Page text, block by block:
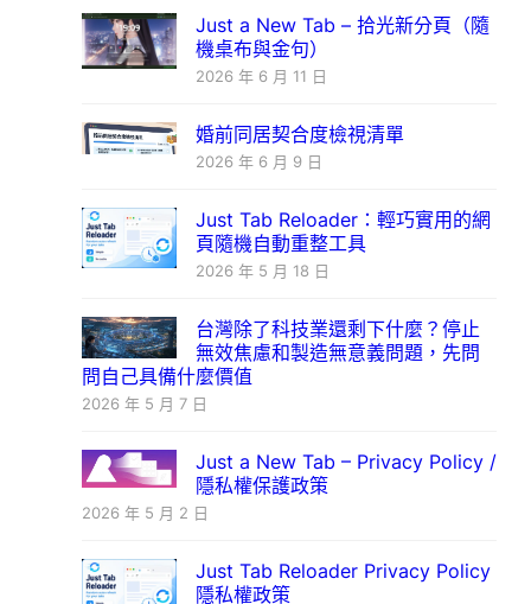
Just a New Tab – 拾光新分頁（隨
機桌布與金句）
2026 年 6 月 11 日
婚前同居契合度檢視清單
2026 年 6 月 9 日
Just Tab Reloader：輕巧實用的網
頁隨機自動重整工具
2026 年 5 月 18 日
台灣除了科技業還剩下什麼？停止
無效焦慮和製造無意義問題，先問
問自己具備什麼價值
2026 年 5 月 7 日
Just a New Tab – Privacy Policy /
隱私權保護政策
2026 年 5 月 2 日
Just Tab Reloader Privacy Policy
隱私權政策